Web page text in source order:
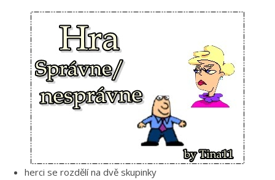
herci se rozdělí na dvě skupinky